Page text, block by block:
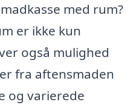
med rum?
er ikke kun
også mulighed
fra aftensmaden
og varierede